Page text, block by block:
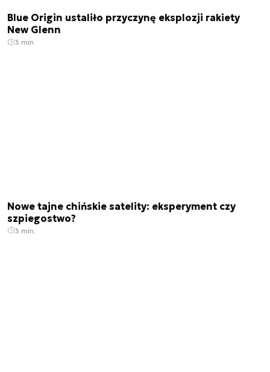
Blue Origin ustaliło przyczynę eksplozji rakiety
New Glenn
3 min.
Nowe tajne chińskie satelity: eksperyment czy
szpiegostwo?
3 min.